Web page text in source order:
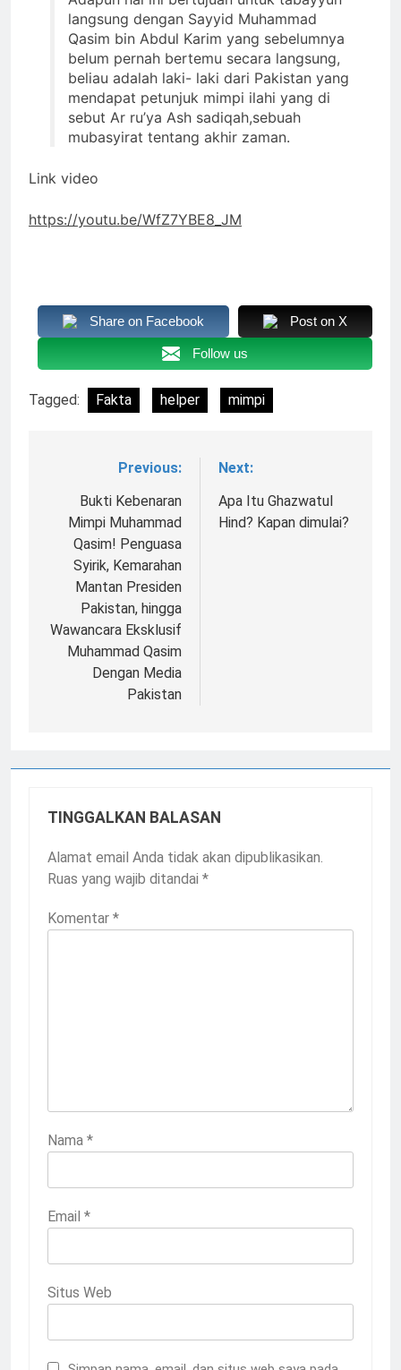
langsung dengan Sayyid Muhammad
Qasim bin Abdul Karim yang sebelumnya
belum pernah bertemu secara langsung,
beliau adalah laki- laki dari Pakistan yang
mendapat petunjuk mimpi ilahi yang di
sebut Ar ru’ya Ash sadiqah,sebuah
mubasyirat tentang akhir zaman.
Link video
https://youtu.be/WfZ7YBE8_JM
Share on Facebook Post on X
Follow us
Tagged: Fakta helper mimpi
Navigasi
pos
Previous:
Bukti Kebenaran
Mimpi Muhammad
Qasim! Penguasa
Syirik, Kemarahan
Mantan Presiden
Pakistan, hingga
Wawancara Eksklusif
Muhammad Qasim
Dengan Media
Pakistan
Next:
Apa Itu Ghazwatul
Hind? Kapan dimulai?
TINGGALKAN BALASAN
Alamat email Anda tidak akan dipublikasikan.
Ruas yang wajib ditandai *
Komentar *
Nama *
Email *
Situs Web